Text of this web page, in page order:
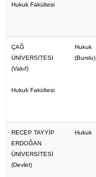
Hukuk Fakültesi
ÇAĞ
ÜNİVERSİTESİ
(Vakıf)
Hukuk Fakültesi
Hukuk
(Burslu)
RECEP TAYYİP
ERDOĞAN
ÜNİVERSİTESİ
(Devlet)
Hukuk